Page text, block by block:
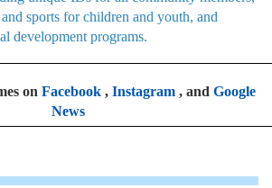
sports for children and youth, and
development programs.
on Facebook, Instagram, and Google
News